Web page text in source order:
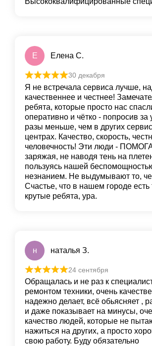
Е Елена С.
30 декабря
Я не встречала сервиса лучше,
качественнее и честнее!
ребята, которые просто нас
оперативно и чётко - попросив за
разы меньше, чем в других
центрах. Качество, скорость,
человечность! Эти люди -
заряжая, не наводя тень на
пользуясь нашей
незнанием. Не выдумывают то,
Счастье, что в нашем городе есть
крутые ребята, ура.
н наталья З.
24 сентября
Обращалась и не раз к
ремонтом техники, очень
надежно делает, всё обьясняет ,
и даже показывает на минусы,
качество людей, которые не
нажиться на других, а просто
свою работу. Буду обязательно